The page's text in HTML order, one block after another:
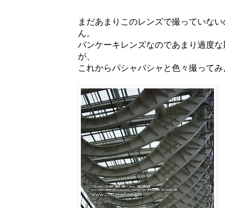
まだあまりこのレンズで撮っていな
ん。
パンケーキレンズなのであまり過度
が、
これからパシャパシャと色々撮って